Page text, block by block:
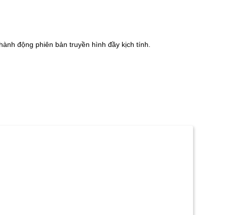
động phiên bản truyền hình đầy kịch tính.